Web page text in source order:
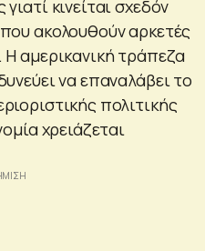
κινείται σχεδόν
ακολουθούν αρκετές
αμερικανική τράπεζα
να επαναλάβει το
πολιτικής
χρειάζεται